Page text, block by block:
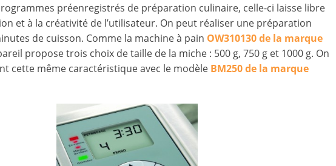
préenregistrés de préparation culinaire, celle-ci laisse libre
et à la créativité de l’utilisateur. On peut réaliser une préparation
de cuisson. Comme la machine à pain OW310130 de la marque
propose trois choix de taille de la miche : 500 g, 750 g et 1000 g. On
cette même caractéristique avec le modèle BM250 de la marque